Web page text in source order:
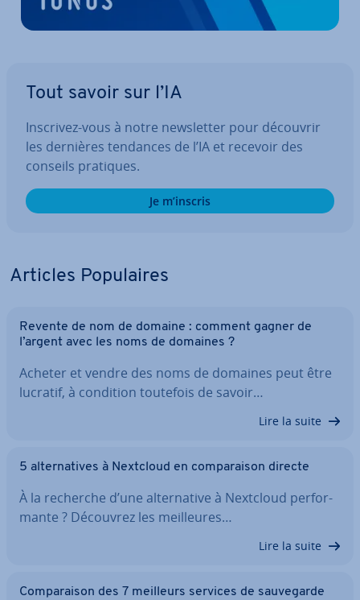
Tout savoir sur l’IA
Inscrivez-vous à notre news­let­ter pour découvrir
les dernières tendances de l’IA et recevoir des
conseils pratiques.
Je m’inscris
Articles Po­pu­laires
Revente de nom de domaine : comment gagner de
l’argent avec les noms de domaines ?
Acheter et vendre des noms de domaines peut être
lucratif, à condition toutefois de savoir…
Lire la suite
5 al­ter­na­tives à Nextcloud en com­pa­rai­son directe
À la recherche d’une al­ter­na­tive à Nextcloud per­for­
mante ? Découvrez les meil­leures…
Lire la suite
Com­pa­rai­son des 7 meilleurs services de sau­ve­garde